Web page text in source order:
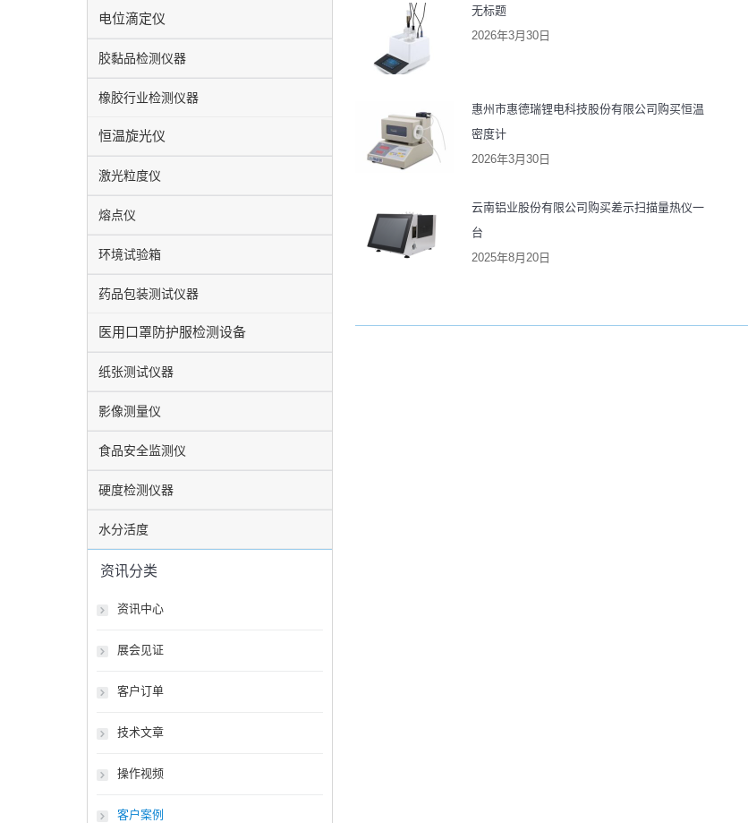
无标题
2026年3月30日
惠州市惠德瑞锂电科技股份有限公司购买恒温
密度计
2026年3月30日
云南铝业股份有限公司购买差示扫描量热仪一
台
2025年8月20日
电位滴定仪
胶黏品检测仪器
橡胶行业检测仪器
恒温旋光仪
激光粒度仪
熔点仪
环境试验箱
药品包装测试仪器
医用口罩防护服检测设备
纸张测试仪器
影像测量仪
食品安全监测仪
硬度检测仪器
水分活度
资讯分类
资讯中心
展会见证
客户订单
技术文章
操作视频
客户案例